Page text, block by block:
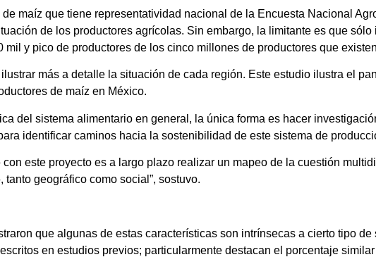
maíz que tiene representatividad nacional de la Encuesta Nacional
de los productores agrícolas. Sin embargo, la limitante es que
y pico de productores de los cinco millones de productores que
más a detalle la situación de cada región. Este estudio ilustra el
de maíz en México.
del sistema alimentario en general, la única forma es hacer
identificar caminos hacia la sostenibilidad de este sistema de
este proyecto es a largo plazo realizar un mapeo de la cuestión
geográfico como social”, sostuvo.
que algunas de estas características son intrínsecas a cierto tipo
en estudios previos; particularmente destacan el porcentaje